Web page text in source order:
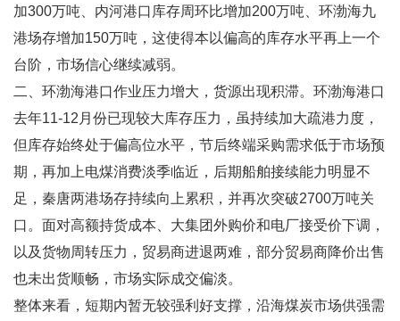
加300万吨、内河港口库存周环比增加200万吨、环渤海九
港场存增加150万吨，这使得本以偏高的库存水平再上一个
台阶，市场信心继续减弱。
二、环渤海港口作业压力增大，货源出现积滞。环渤海港口
去年11-12月份已现较大库存压力，虽持续加大疏港力度，
但库存始终处于偏高位水平，节后终端采购需求低于市场预
期，再加上电煤消费淡季临近，后期船舶接续能力明显不
足，秦唐两港场存持续向上累积，并再次突破2700万吨关
口。面对高额持货成本、大集团外购价和电厂接受价下调，
以及货物周转压力，贸易商进退两难，部分贸易商降价出售
也未出货顺畅，市场实际成交偏淡。
整体来看，短期内暂无较强利好支撑，沿海煤炭市场供强需